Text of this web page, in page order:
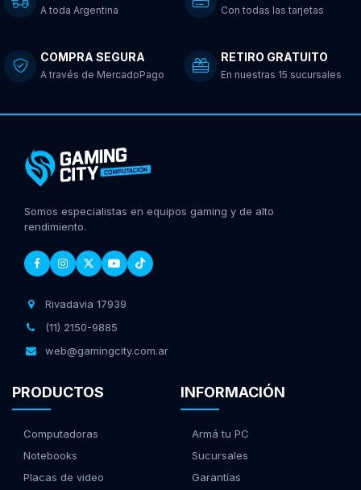
A toda Argentina Con todas las tarjetas
COMPRA SEGURA
A través de MercadoPago
RETIRO GRATUITO
En nuestras 15 sucursales
Somos especialistas en equipos gaming y de alto
rendimiento.
Rivadavia 17939
(11) 2150-9885
web@gamingcity.com.ar
PRODUCTOS
Computadoras
Notebooks
Placas de video
INFORMACIÓN
Armá tu PC
Sucursales
Garantías